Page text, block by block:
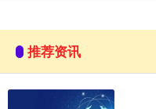
推荐资讯